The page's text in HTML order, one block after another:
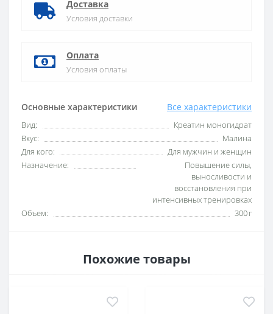
Основные характеристики Все характеристики
Вид:
Креатин моногидрат
Вкус:
Малина
Для кого:
Для мужчин и женщин
Назначение:
Повышение силы,
выносливости и
восстановления при
интенсивных тренировках
Объем:
300 г
Доставка
Условия доставки
Оплата
Условия оплаты
Похожие товары